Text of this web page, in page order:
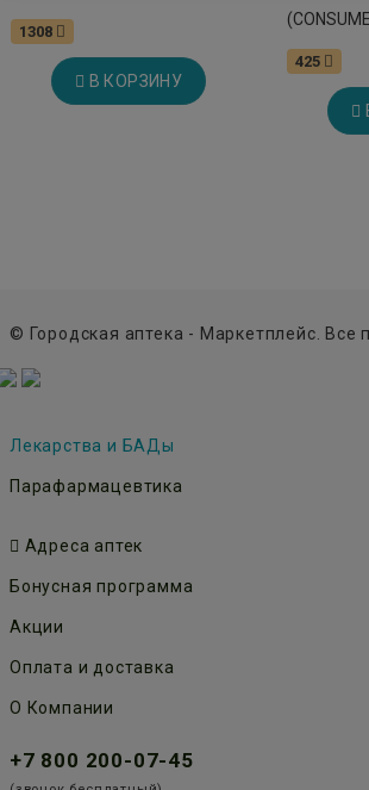
1308
В КОРЗИНУ
425
© Городская аптека - Маркетплейс.
Лекарства и БАДы
Парафармацевтика
Адреса аптек
Бонусная программа
Акции
Оплата и доставка
О Компании
+7 800 200-07-45